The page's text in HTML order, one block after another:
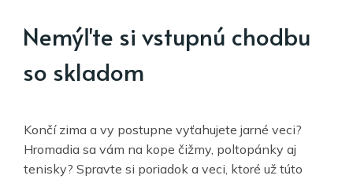
Nemýľte si vstupnú chodbu
so skladom
Končí zima a vy postupne vyťahujete jarné veci?
Hromadia sa vám na kope čižmy, poltopánky aj
tenisky? Spravte si poriadok a veci, ktoré už túto